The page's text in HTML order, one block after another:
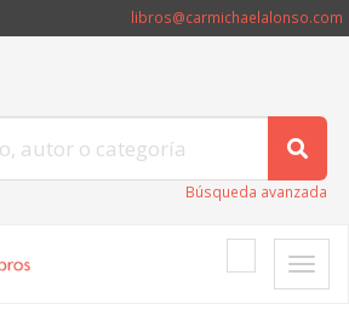
libros@carmichaelalonso.com
Búsqueda avanzada
Toggle